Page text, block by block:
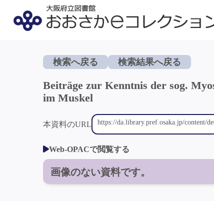
検索へ戻る 検索結果へ戻る
Beiträge zur Kenntnis der sog.
im Muskel
本資料のURL
Web-OPACで閲覧する
画像のない資料です。